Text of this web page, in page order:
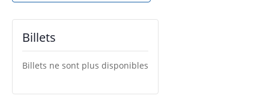
Billets
Billets ne sont plus disponibles